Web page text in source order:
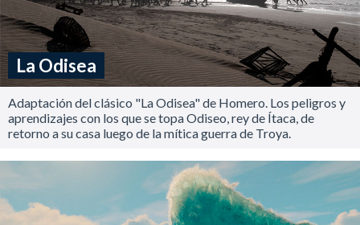
La Odisea
Adaptación del clásico "La Odisea" de Homero. Los peligros y
aprendizajes con los que se topa Odiseo, rey de Ítaca, de
retorno a su casa luego de la mítica guerra de Troya.